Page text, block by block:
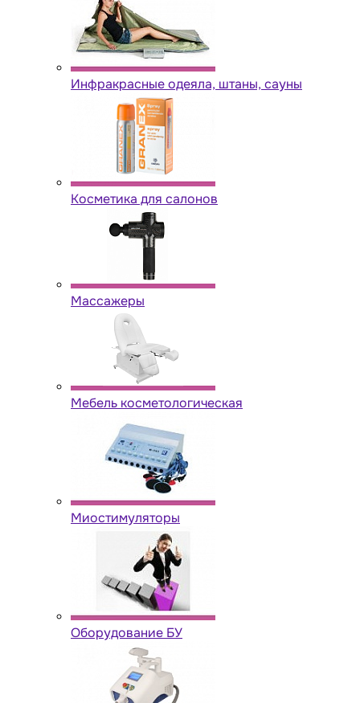
Инфракрасные одеяла, штаны, сауны
Косметика для салонов
Массажеры
Мебель косметологическая
Миостимуляторы
Оборудование БУ